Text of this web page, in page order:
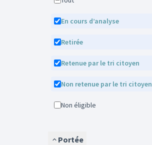
En cours d’analyse
Retirée
Retenue par le tri citoyen
Non retenue par le tri citoyen
Non éligible
Portée